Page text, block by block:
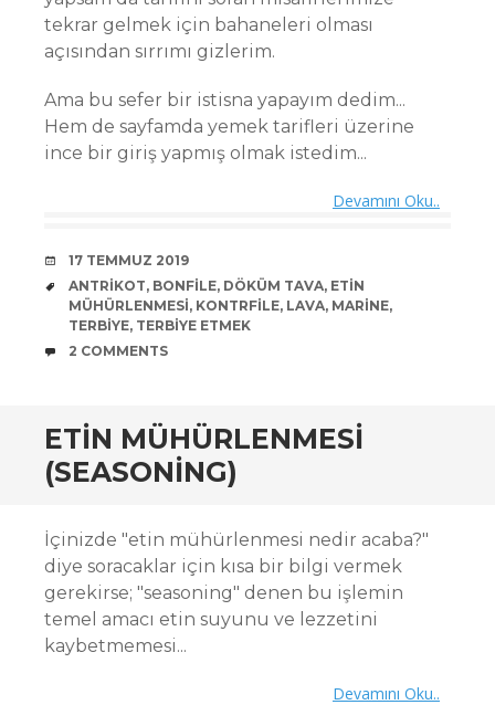
tekrar gelmek için bahaneleri olması
açısından sırrımı gizlerim.
Ama bu sefer bir istisna yapayım dedim...
Hem de sayfamda yemek tarifleri üzerine
ince bir giriş yapmış olmak istedim...
Devamını Oku..
DATE
17 TEMMUZ 2019
TAGS
ANTRIKOT, BONFILE, DÖKÜM TAVA, ETIN
MÜHÜRLENMESI, KONTRFILE, LAVA, MARINE,
TERBIYE, TERBIYE ETMEK
COMMENTS
2 COMMENTS
ETIN MÜHÜRLENMESI
(SEASONING)
İçinizde "etin mühürlenmesi nedir acaba?"
diye soracaklar için kısa bir bilgi vermek
gerekirse; "seasoning" denen bu işlemin
temel amacı etin suyunu ve lezzetini
kaybetmemesi...
Devamını Oku..